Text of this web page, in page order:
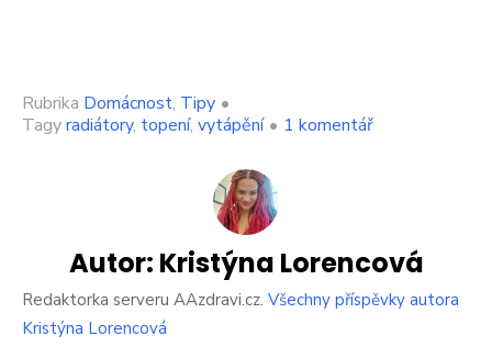
Rubrika Domácnost, Tipy •
Tagyradiátory, topení, vytápění • 1 komentářu
pětku
na
topení,
Autor: Kristýna Lorencová
Redaktorka serveru AAzdravi.cz. Všechny příspěvky autora
Kristýna Lorencová